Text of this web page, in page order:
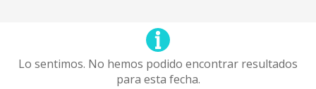
Lo sentimos. No hemos podido encontrar resultados
para esta fecha.